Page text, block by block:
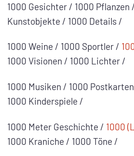
1000 Gesichter / 1000 Pflanzen
Kunstobjekte / 1000 Details /
1000 Weine / 1000 Sportler /
1000 Visionen / 1000 Lichter /
1000 Musiken / 1000
1000 Kinderspiele /
1000 Meter Geschichte / 1000
1000 Kraniche / 1000 Töne /